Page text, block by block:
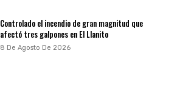
Controlado el incendio de gran magnitud que
afectó tres galpones en El Llanito
8 De Agosto De 2026